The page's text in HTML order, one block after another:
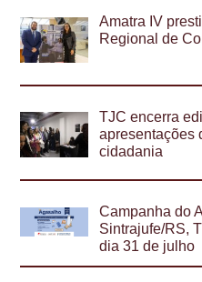
Amatra IV
Regional de
TJC encerra
apresentações
cidadania
Campanha do
Sintrajufe/RS,
dia 31 de julho